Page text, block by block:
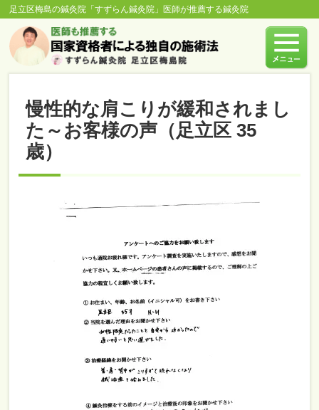
足立区梅島の鍼灸院「すずらん鍼灸院」医師が推薦する鍼灸院
慢性的な肩こりが緩和されまし
た～お客様の声（足立区 35
歳）